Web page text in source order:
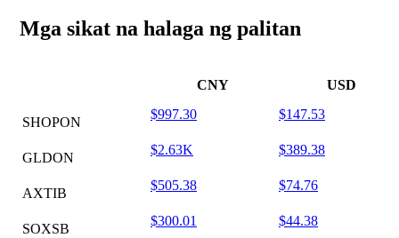
Mga sikat na halaga ng palitan
CNY USD
SHOPON
$997.30 $147.53
GLDON
$2.63K $389.38
AXTIB
$505.38 $74.76
SOXSB
$300.01 $44.38